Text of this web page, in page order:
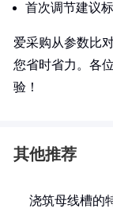
首次调节建议
爱采购从参数比
您省时省力。各
验！
其他推荐
浇筑母线槽的